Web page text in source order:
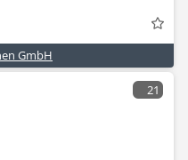
GmbH
21